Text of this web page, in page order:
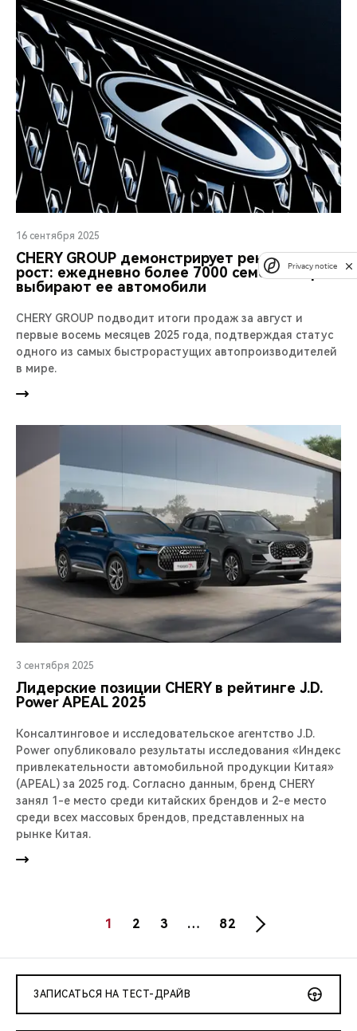
16 сентября 2025
CHERY GROUP демонстрирует рекордный
рост: ежедневно более 7000 семей в мире
выбирают ее автомобили
CHERY GROUP подводит итоги продаж за август и
первые восемь месяцев 2025 года, подтверждая статус
одного из самых быстрорастущих автопроизводителей
в мире.
3 сентября 2025
Лидерские позиции CHERY в рейтинге J.D.
Power APEAL 2025
Консалтинговое и исследовательское агентство J.D.
Power опубликовало результаты исследования «Индекс
привлекательности автомобильной продукции Китая»
(APEAL) за 2025 год. Согласно данным, бренд CHERY
занял 1-е место среди китайских брендов и 2-е место
среди всех массовых брендов, представленных на
рынке Китая.
1 2 3 … 82
ЗАПИСАТЬСЯ НА ТЕСТ-ДРАЙВ
Privacy notice